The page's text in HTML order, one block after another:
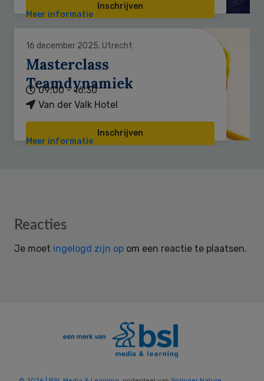
Inschrijven
Meer informatie
16 december 2025, Utrecht
Masterclass
Teamdynamiek
09:00 - 16:30
Van der Valk Hotel
Inschrijven
Meer informatie
Reader
Reacties
Je moet ingelogd zijn op om een reactie te plaatsen.